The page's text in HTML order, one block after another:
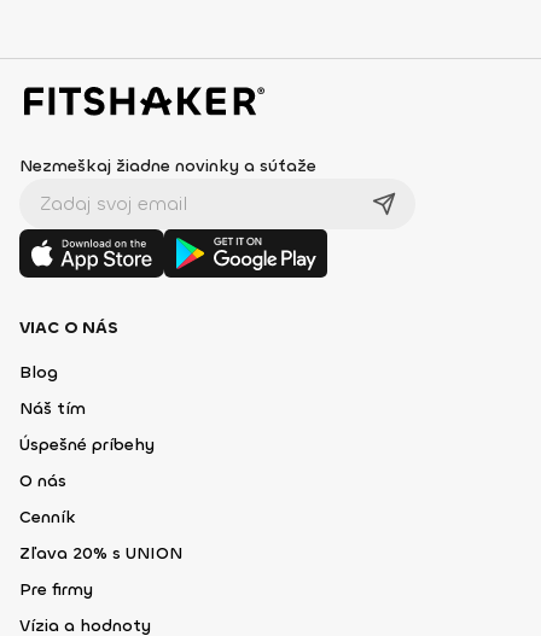
Nezmeškaj žiadne novinky a súťaže
VIAC O NÁS
Blog
Náš tím
Úspešné príbehy
O nás
Cenník
Zľava 20% s UNION
Pre firmy
Vízia a hodnoty